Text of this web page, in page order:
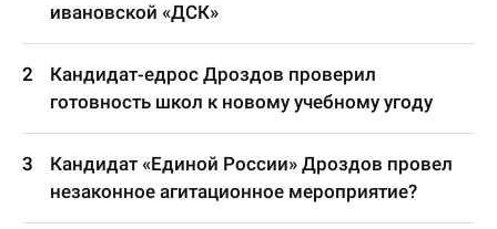
ивановской «ДСК»
Кандидат-едрос Дроздов проверил
готовность школ к новому учебному угоду
Кандидат «Единой России» Дроздов провел
незаконное агитационное мероприятие?